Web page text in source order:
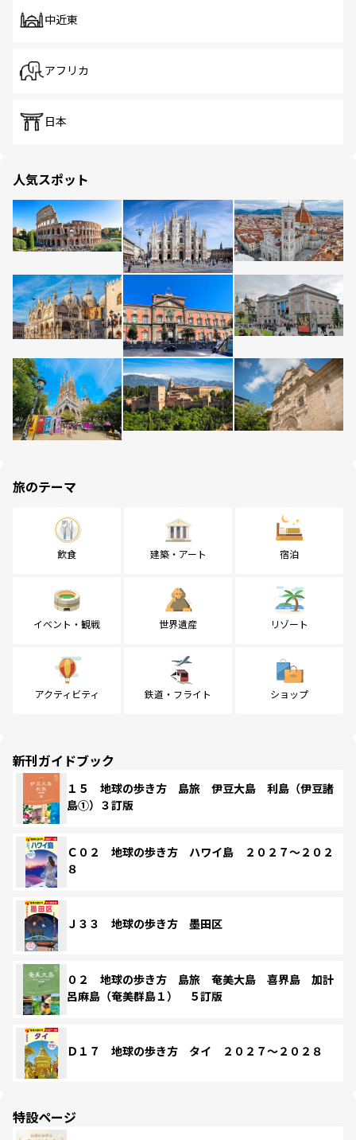
中近東
アフリカ
日本
人気スポット
旅のテーマ
飲食 建築・アート 宿泊
イベント・観戦 世界遺産 リゾート
アクティビティ 鉄道・フライト ショップ
新刊ガイドブック
１５ 地球の歩き方 島旅 伊豆大島 利島（伊豆諸
島①）３訂版
Ｃ０２ 地球の歩き方 ハワイ島 ２０２７～２０２
８
Ｊ３３ 地球の歩き方 墨田区
０２ 地球の歩き方 島旅 奄美大島 喜界島 加計
呂麻島（奄美群島１） ５訂版
Ｄ１７ 地球の歩き方 タイ ２０２７～２０２８
特設ページ